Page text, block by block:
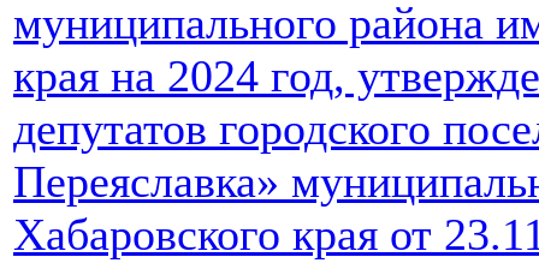
муниципального района
края на 2024 год,
депутатов городского
Переяславка»
Хабаровского края от